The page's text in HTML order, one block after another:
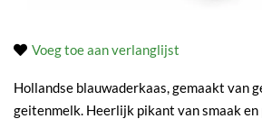
Voeg toe aan verlanglijst
Hollandse blauwaderkaas, gemaakt van
geitenmelk. Heerlijk pikant van smaak en